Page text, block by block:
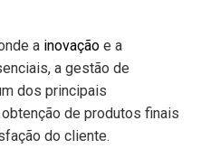
a inovação e a
a gestão de
dos principais
de produtos finais
do cliente.